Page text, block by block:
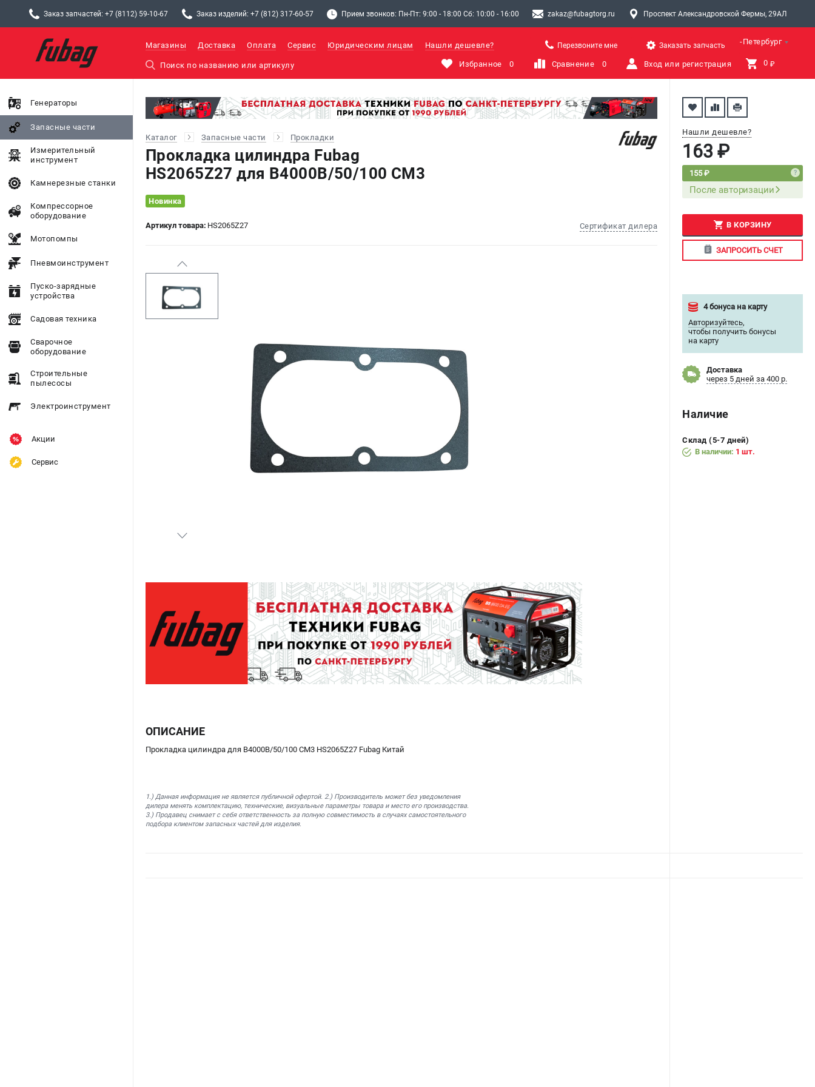
Заказ запчастей: +7 (8112) 59-10-67 Заказ изделий: +7 (812) 317-60-57 Прием звонков: Пн-Пт: 9:00 - 18:00 Сб: 10:00 - 16:00 zakaz@fubagtorg.ru Проспект Александровской Фермы, 29АЛ
Санкт-Петербург
Магазины Доставка Оплата Сервис Юридическим лицам Нашли дешевле? Перезвоните мне Заказать запчасть
Избранное 0 Сравнение 0 Вход или регистрация 0 ₽
Генераторы
Запасные части
Измерительный
инструмент
Камнерезные станки
Компрессорное
оборудование
Мотопомпы
Пневмоинструмент
Пуско-зарядные
устройства
Садовая техника
Сварочное
оборудование
Строительные
пылесосы
Электроинструмент
Акции
Сервис
Каталог Запасные части Прокладки
Прокладка цилиндра Fubag
HS2065Z27 для B4000B/50/100 СМ3
Новинка
Артикул товара: HS2065Z27 Сертификат дилера
Нашли дешевле?
163 ₽
155 ₽
После авторизации
В КОРЗИНУ
ЗАПРОСИТЬ СЧЕТ
4 бонуса на карту
Авторизуйтесь,
чтобы получить бонусы
на карту
Доставка
через 5 дней за 400 р.
Наличие
Склад (5-7 дней)
В наличии: 1 шт.
ОПИСАНИЕ
Прокладка цилиндра для B4000B/50/100 СМ3 HS2065Z27 Fubag Китай
1.) Данная информация не является публичной офертой. 2.) Производитель может без уведомления
дилера менять комплектацию, технические, визуальные параметры товара и место его производства.
3.) Продавец снимает с себя ответственность за полную совместимость в случаях самостоятельного
подбора клиентом запасных частей для изделия.